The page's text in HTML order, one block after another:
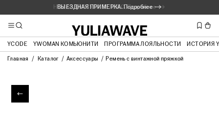
НОВАЯ КАПСУЛА ВЕЛНЕС. Подробнее ⟶
ВЫЕЗДНАЯ ПРИМЕРКА. Подробнее ⟶
YCODE YWOMAN КОМЬЮНИТИ ПРОГРАММА ЛОЯЛЬНОСТИ ИСТОРИЯ
Главная Каталог Аксессуары Ремень с винтажной пряжкой